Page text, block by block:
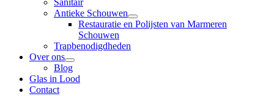
Sanitair
Antieke Schouwen
Restauratie en Polijsten van Marmeren
Schouwen
Trapbenodigdheden
Over ons
Blog
Glas in Lood
Contact